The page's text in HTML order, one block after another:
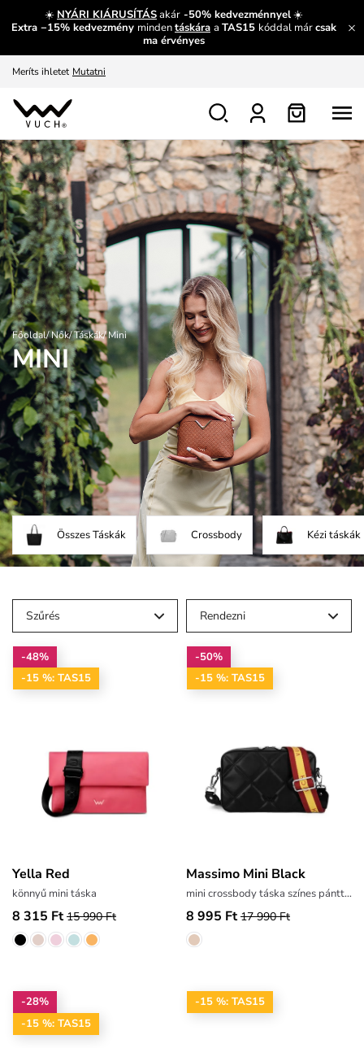
☀️ NYÁRI KIÁRUSÍTÁSakár -50% kedvezménnyel☀️
Extra −15% kedvezmény mindentáskára a TAS15 kóddal márcsak
ma érvényes
Fedezze fel velünk az újdonságokat.
Ingyenes csere és visszaküldés
Főoldal/Nők/Táskák/Mini
MINI
Összes Táskák Crossbody Kézi táskák
Szűrés Rendezni
-48%
-15 %: TAS15
Yella Red
könnyű mini táska
8 315 Ft 15 990 Ft
-50%
-15 %: TAS15
Massimo Mini Black
mini crossbody táska színes pánttal
8 995 Ft 17 990 Ft
-28%
-15 %: TAS15
-15 %: TAS15